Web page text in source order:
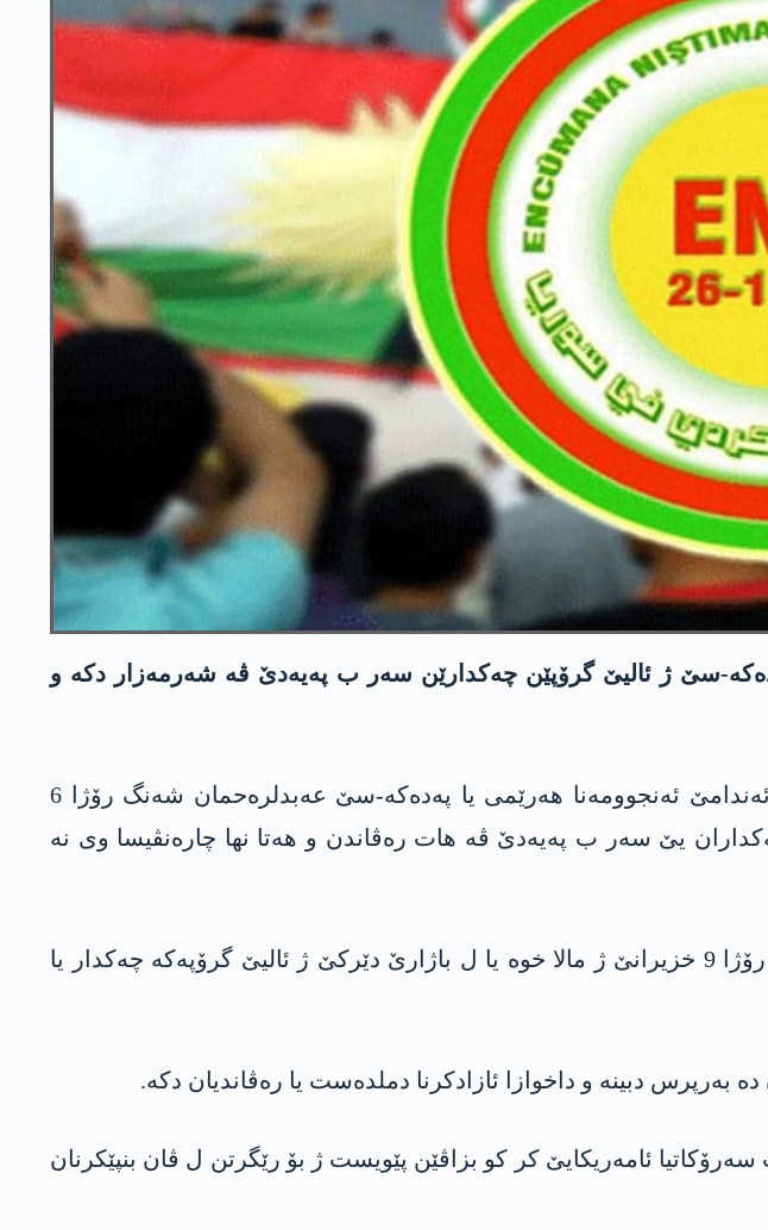
کوردی ل سووریێ (ئەنەکەسە) رەڤاندنا 2 ئەندامێن پەدەکە-سێ ژ ئالیێ گرۆپێن چەکدارێن سەر ب پەیەدێ ڤە شەرمەزار دکە و
سەکرتەریا گشتی یا ئەنەکەسێ ئیرۆ ١٠ێ خزیرانێ د داخویانیەکێ دە راگھاند، ئەندامێ ئەنجوومەنا ھەرێمی یا پەدەکە-سێ عەبدلرەحمان شەنگ رۆژا 6
یێ سەر ب پەیەدێ ڤە ھات رەڤاندن و ھەتا نھا چارەنڤیسا وی نە
دیار کر ژی، ئەندامێ ئەنجوومەنا شاخێ یێ پەدەکە-سێ خالد محەمەد میرۆ ژی رۆژا 9 خزیرانێ ژ مالا خوە یا ل باژارێ دێرکێ ژ ئالیێ گرۆپەکە چەکدار یا
دبینە و داخوازا ئازادکرنا دملدەست یا رەڤاندیان دکە.
ئامەریکایێ کر کو بزاڤێن پێویست ژ بۆ رێگرتن ل ڤان بنپێکرنان